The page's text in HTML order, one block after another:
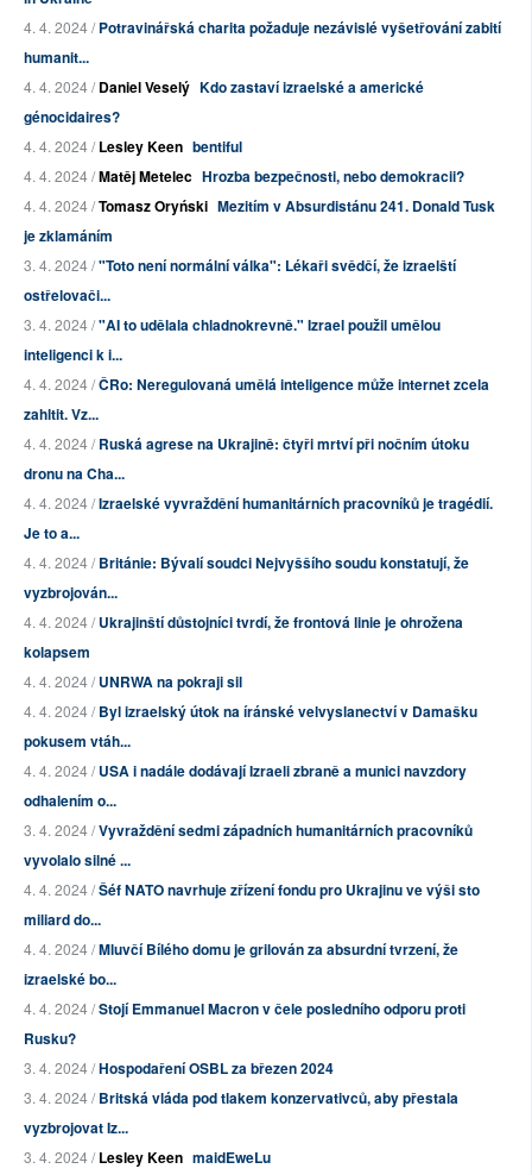
4. 4. 2024 /Potravinářská charita požaduje nezávislé vyšetřování zabití
humanit...
4. 4. 2024 /Daniel Veselý Kdo zastaví izraelské a americké
génocidaires?
4. 4. 2024 /Lesley Keen bentiful
4. 4. 2024 /Matěj Metelec Hrozba bezpečnosti, nebo demokracii?
4. 4. 2024 /Tomasz Oryński Mezitím v Absurdistánu 241. Donald Tusk
je zklamáním
3. 4. 2024 /"Toto není normální válka": Lékaři svědčí, že izraelští
ostřelovači...
3. 4. 2024 /"AI to udělala chladnokrevně." Izrael použil umělou
inteligenci k i...
4. 4. 2024 /ČRo: Neregulovaná umělá inteligence může internet zcela
zahltit. Vz...
4. 4. 2024 /Ruská agrese na Ukrajině: čtyři mrtví při nočním útoku
dronu na Cha...
4. 4. 2024 /Izraelské vyvraždění humanitárních pracovníků je tragédií.
Je to a...
4. 4. 2024 /Británie: Bývalí soudci Nejvyššího soudu konstatují, že
vyzbrojován...
4. 4. 2024 /Ukrajinští důstojníci tvrdí, že frontová linie je ohrožena
kolapsem
4. 4. 2024 /UNRWA na pokraji sil
4. 4. 2024 /Byl izraelský útok na íránské velvyslanectví v Damašku
pokusem vtáh...
4. 4. 2024 /USA i nadále dodávají Izraeli zbraně a munici navzdory
odhalením o...
3. 4. 2024 /Vyvraždění sedmi západních humanitárních pracovníků
vyvolalo silné ...
4. 4. 2024 /Šéf NATO navrhuje zřízení fondu pro Ukrajinu ve výši sto
miliard do...
4. 4. 2024 /Mluvčí Bílého domu je grilován za absurdní tvrzení, že
izraelské bo...
4. 4. 2024 /Stojí Emmanuel Macron v čele posledního odporu proti
Rusku?
3. 4. 2024 /Hospodaření OSBL za březen 2024
3. 4. 2024 /Britská vláda pod tlakem konzervativců, aby přestala
vyzbrojovat Iz...
3. 4. 2024 /Lesley Keen maidEweLu